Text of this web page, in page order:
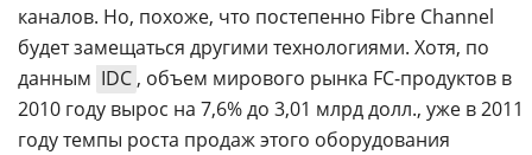
каналов. Но, похоже, что постепенно Fibre Channel
будет замещаться другими технологиями. Хотя, по
данным IDC , объем мирового рынка FC-продуктов в
2010 году вырос на 7,6% до 3,01 млрд долл., уже в 2011
году темпы роста продаж этого оборудования